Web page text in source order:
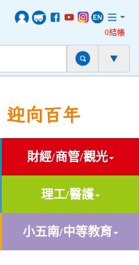
0結帳
向百年
財經/商管/觀光
理工/醫護
小五南/中等教育